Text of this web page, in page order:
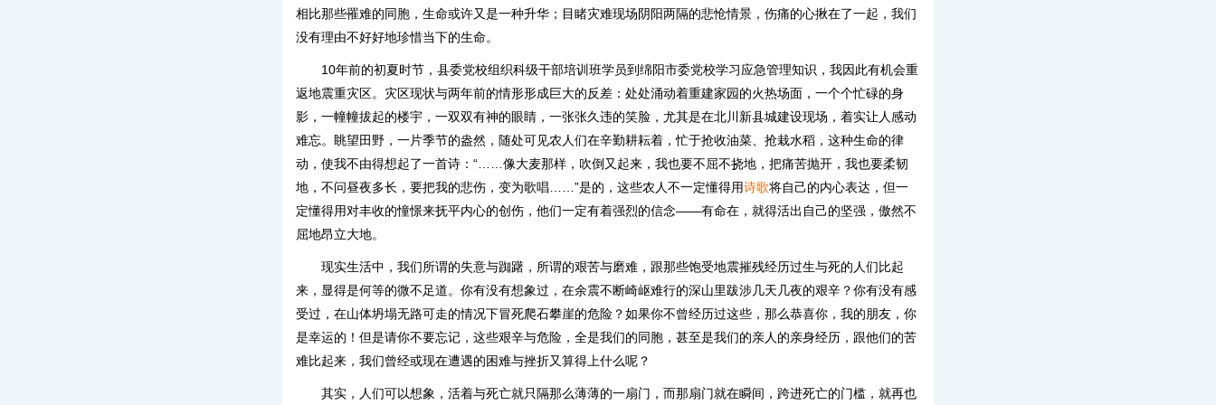
相比那些罹难的同胞，生命或许又是一种升华；目睹灾难现场阴阳两隔的悲怆情景，伤痛的心揪在了一起，我们
没有理由不好好地珍惜当下的生命。
10年前的初夏时节，县委党校组织科级干部培训班学员到绵阳市委党校学习应急管理知识，我因此有机会重
返地震重灾区。灾区现状与两年前的情形形成巨大的反差：处处涌动着重建家园的火热场面，一个个忙碌的身
影，一幢幢拔起的楼宇，一双双有神的眼睛，一张张久违的笑脸，尤其是在北川新县城建设现场，着实让人感动
难忘。眺望田野，一片季节的盎然，随处可见农人们在辛勤耕耘着，忙于抢收油菜、抢栽水稻，这种生命的律
动，使我不由得想起了一首诗：“……像大麦那样，吹倒又起来，我也要不屈不挠地，把痛苦抛开，我也要柔韧
地，不问昼夜多长，要把我的悲伤，变为歌唱……”是的，这些农人不一定懂得用诗歌将自己的内心表达，但一
定懂得用对丰收的憧憬来抚平内心的创伤，他们一定有着强烈的信念——有命在，就得活出自己的坚强，傲然不
屈地昂立大地。
现实生活中，我们所谓的失意与踟躇，所谓的艰苦与磨难，跟那些饱受地震摧残经历过生与死的人们比起
来，显得是何等的微不足道。你有没有想象过，在余震不断崎岖难行的深山里跋涉几天几夜的艰辛？你有没有感
受过，在山体坍塌无路可走的情况下冒死爬石攀崖的危险？如果你不曾经历过这些，那么恭喜你，我的朋友，你
是幸运的！但是请你不要忘记，这些艰辛与危险，全是我们的同胞，甚至是我们的亲人的亲身经历，跟他们的苦
难比起来，我们曾经或现在遭遇的困难与挫折又算得上什么呢？
其实，人们可以想象，活着与死亡就只隔那么薄薄的一扇门，而那扇门就在瞬间，跨进死亡的门槛，就再也